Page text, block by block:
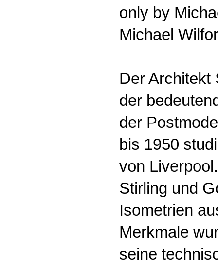
only by
Michael
Der Architekt
der
der
bis 1950
von
Stirling und
Isometrien
Merkmale
seine